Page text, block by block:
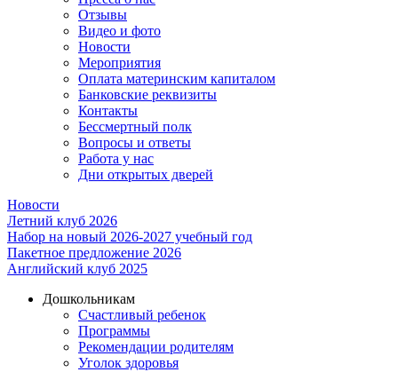
Отзывы
Видео и фото
Новости
Мероприятия
Оплата материнским капиталом
Банковские реквизиты
Контакты
Бессмертный полк
Вопросы и ответы
Работа у нас
Дни открытых дверей
Новости
Летний клуб 2026
Набор на новый 2026-2027 учебный год
Пакетное предложение 2026
Английский клуб 2025
Дошкольникам
Счастливый ребенок
Программы
Рекомендации родителям
Уголок здоровья